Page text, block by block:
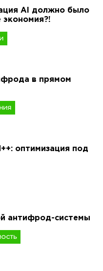
AI должно было
экономия?!
в прямом
оптимизация под
антифрод-системы